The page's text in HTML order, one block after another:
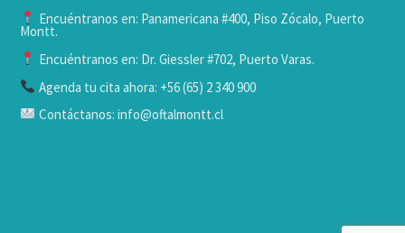
Encuéntranos en: Panamericana #400, Piso Zócalo, Puerto
Montt.
Encuéntranos en: Dr. Giessler #702, Puerto Varas.
Agenda tu cita ahora: +56 (65) 2 340 900
Contáctanos: info@oftalmontt.cl